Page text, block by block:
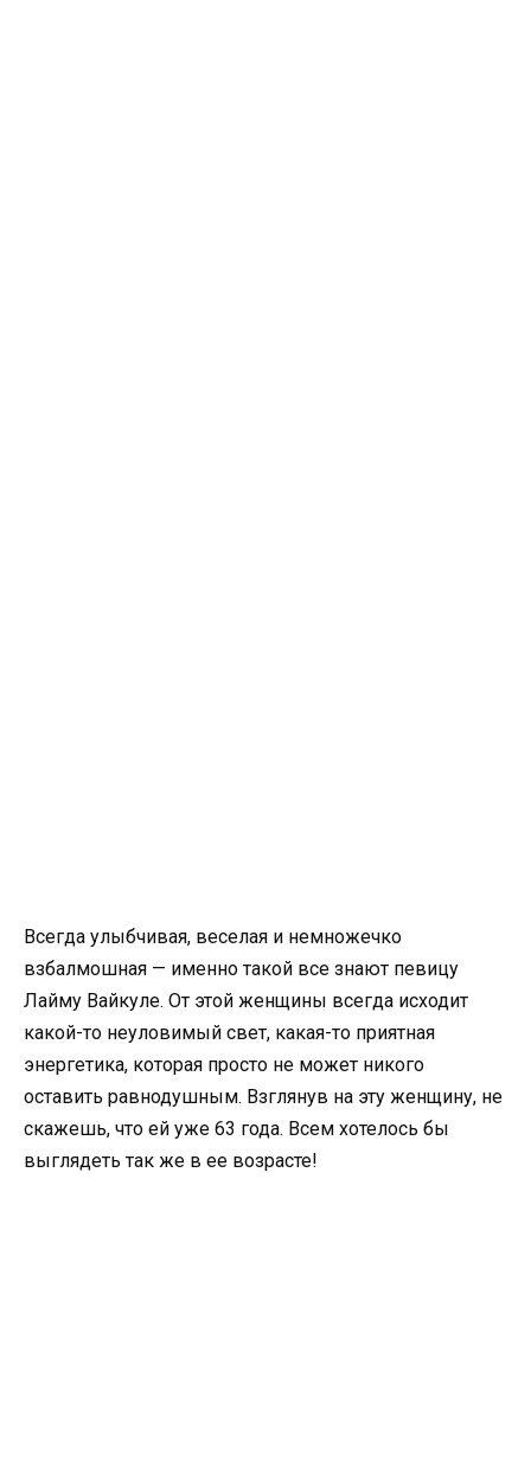
Всегда улыбчивая, веселая и немножечко
взбалмошная — именно такой все знают певицу
Лайму Вайкуле. От этой женщины всегда исходит
какой-то неуловимый свет, какая-то приятная
энергетика, которая просто не может никого
оставить равнодушным. Взглянув на эту женщину, не
скажешь, что ей уже 63 года. Всем хотелось бы
выглядеть так же в ее возрасте!